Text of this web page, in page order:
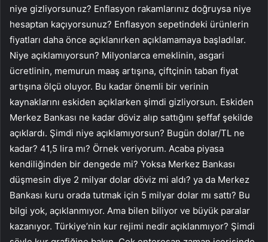
niye gizliyorsunuz? Enflasyon rakamlarınız doğruysa niye
hesaptan kaçıyorsunuz? Enflasyon sepetindeki ürünlerin
fiyatları daha önce açıklanırken açıklamamaya başladılar.
Niye açıklamıyorsun? Milyonlarca emeklinin, asgari
ücretlinin, memurun maaş artışına, çiftçinin taban fiyat
artışına ölçü oluyor. Bu kadar önemli bir verinin
kaynaklarını eskiden açıklarken şimdi gizliyorsun. Eskiden
Merkez Bankası ne kadar döviz alıp sattığını şeffaf şekilde
açıklardı. Şimdi niye açıklamıyorsun? Bugün dolar/TL ne
kadar? 41,5 lira mı? Örnek veriyorum. Acaba piyasa
kendiliğinden bir dengede mi? Yoksa Merkez Bankası
düşmesin diye 2 milyar dolar döviz mi aldı? ya da Merkez
Bankası kuru orada tutmak için 5 milyar dolar mı sattı? Bu
bilgi yok, açıklanmıyor. Ama bilen biliyor ve büyük paralar
kazanıyor. Türkiye’nin kur rejimi nedir açıklanmıyor? Şimdi